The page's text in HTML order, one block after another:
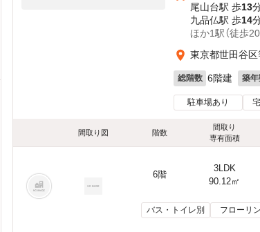
尾山台駅 歩13
九品仏駅 歩14
ほか1駅（徒歩20
東京都世田谷区
総階数 6階建 築年
駐車場あり
間取り図 階数
間取り
専有面積
6階
3LDK
90.12㎡
バス・トイレ別 フローリ